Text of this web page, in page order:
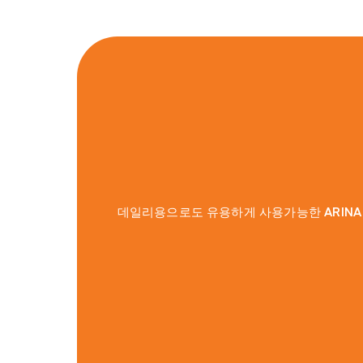
데일리용으로도 유용하게 사용가능한